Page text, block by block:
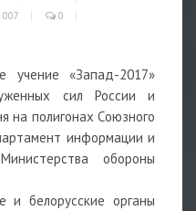
0
учение «Запад-2017»
сил России и
на полигонах Союзного
информации и
обороны
и белорусские органы